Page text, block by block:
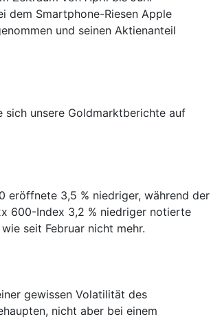
dem Smartphone-Riesen Apple
und seinen Aktienanteil
sich unsere Goldmarktberichte auf
eröffnete 3,5 % niedriger, während der
600-Index 3,2 % niedriger notierte
seit Februar nicht mehr.
gewissen Volatilität des
nicht aber bei einem